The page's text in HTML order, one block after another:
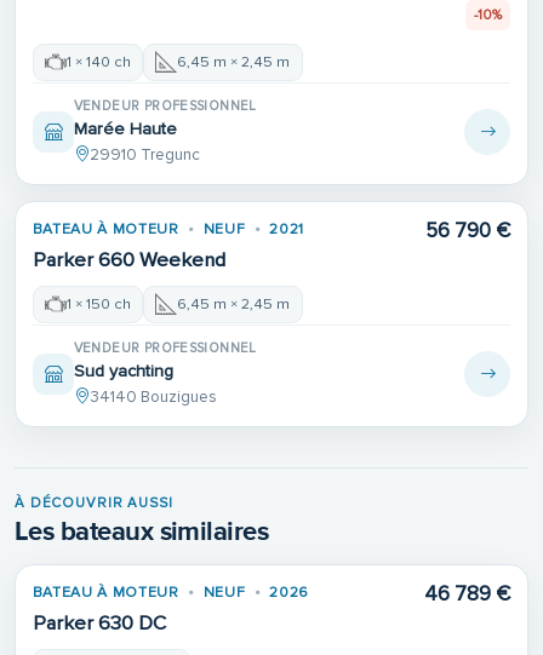
-10%
1 × 140 ch 6,45 m × 2,45 m
VENDEUR PROFESSIONNEL
Marée Haute
29910 Tregunc
BATEAU À MOTEUR NEUF 2021
Parker 660 Weekend
56 790 €
1 × 150 ch 6,45 m × 2,45 m
VENDEUR PROFESSIONNEL
Sud yachting
34140 Bouzigues
À DÉCOUVRIR AUSSI
Les bateaux similaires
BATEAU À MOTEUR NEUF 2026
Parker 630 DC
46 789 €